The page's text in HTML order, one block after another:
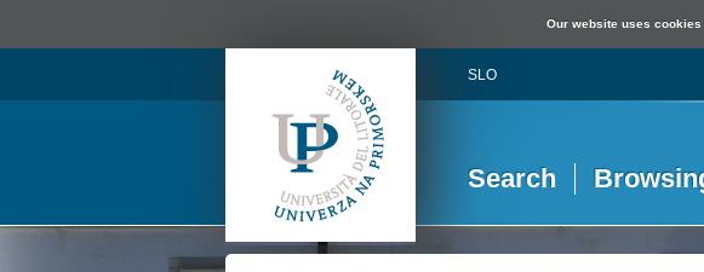
Our website uses
SLO
Search